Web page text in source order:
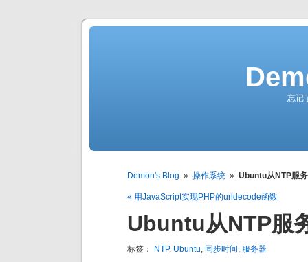
忘记
Demon's Blog » 操作系统 » Ubuntu从NTP服
« 用JavaScript实现PHP的urldecode函数
Ubuntu从NTP服
标签： NTP, Ubuntu, 同步时间, 服务器